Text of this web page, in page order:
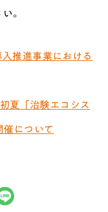
。
推進事業における
夏「治験エコシス
について